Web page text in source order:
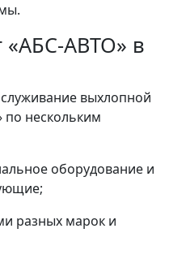
АВТО» в
выхлопной
по нескольким
оборудование и
разных марок и